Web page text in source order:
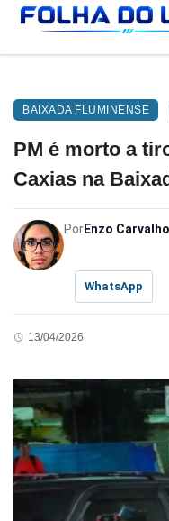
BAIXADA FLUMINENSE
PM é morto a
Caxias na
PorEnzo Carvalho
WhatsApp
13/04/2026